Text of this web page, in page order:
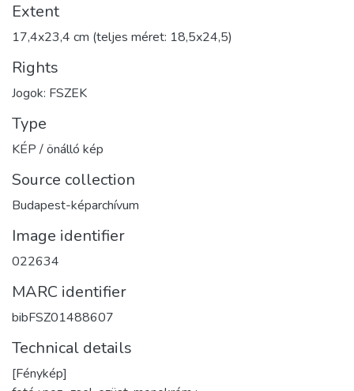
Extent
17,4x23,4 cm (teljes méret: 18,5x24,5)
Rights
Jogok: FSZEK
Type
KÉP / önálló kép
Source collection
Budapest-képarchívum
Image identifier
022634
MARC identifier
bibFSZ01488607
Technical details
[Fénykép]